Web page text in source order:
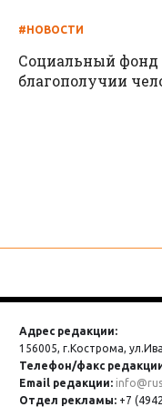
#НОВОСТИ
Социальный фонд
благополучии
Адрес редакции:
156005, г.Кострома,
Телефон/факс
Email редакции:
Отдел рекламы: +7